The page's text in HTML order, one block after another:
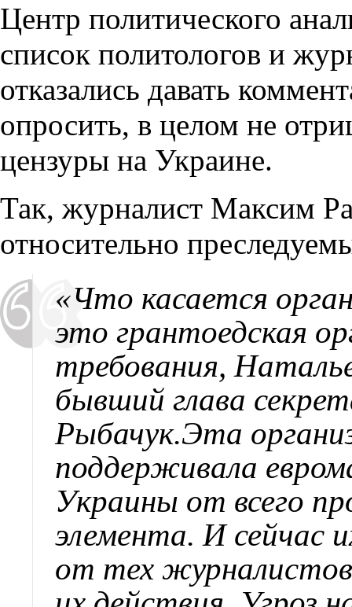
Центр политического
список политологов и
отказались давать
опросить, в целом не
цензуры на Украине.
Так, журналист Максим
относительно
«Что касается
это грантоедская
требования,
бывший глава
Рыбачук.Эта
поддерживала
Украины от всего
элемента. И сейчас
от тех